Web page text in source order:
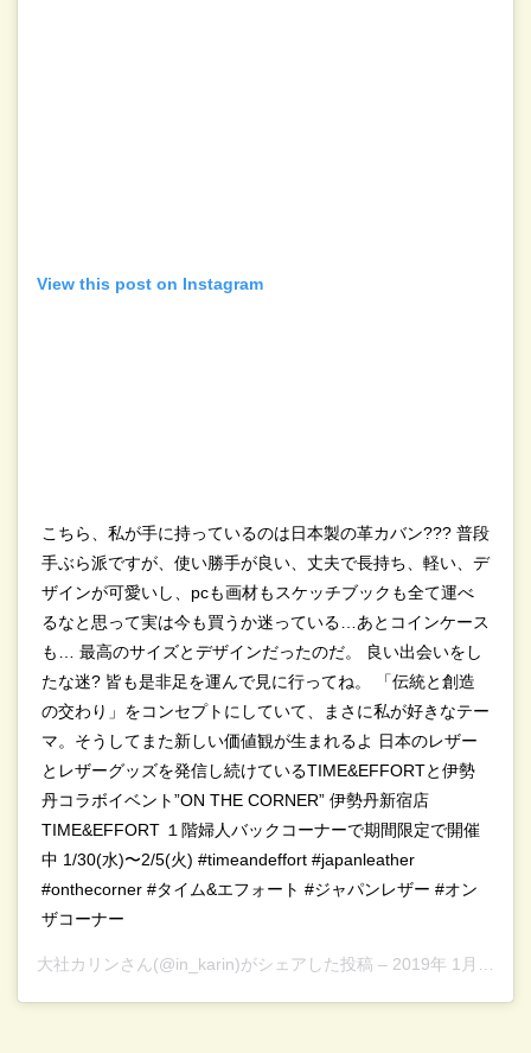
View this post on Instagram
こちら、私が手に持っているのは日本製の革カバン??? 普段
手ぶら派ですが、使い勝手が良い、丈夫で長持ち、軽い、デ
ザインが可愛いし、pcも画材もスケッチブックも全て運べ
るなと思って実は今も買うか迷っている…あとコインケース
も… 最高のサイズとデザインだったのだ。 良い出会いをし
たな迷? 皆も是非足を運んで見に行ってね。 「伝統と創造
の交わり」をコンセプトにしていて、まさに私が好きなテー
マ。そうしてまた新しい価値観が生まれるよ 日本のレザー
とレザーグッズを発信し続けているTIME&EFFORTと伊勢
丹コラボイベント”ON THE CORNER” 伊勢丹新宿店
TIME&EFFORT １階婦⼈バックコーナーで期間限定で開催
中 1/30(⽔)〜2/5(⽕) #timeandeffort #japanleather
#onthecorner #タイム&エフォート #ジャパンレザー #オン
ザコーナー
大社カリンさん(@in_karin)がシェアした投稿 – 2019年 1月月30日午後5時26分PST